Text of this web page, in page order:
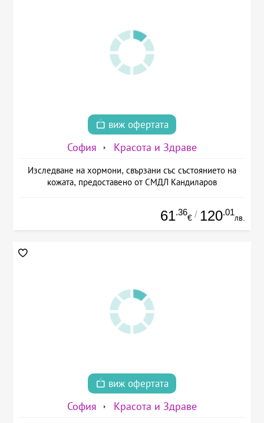
виж офертата
София Красота и Здраве
Изследване на хормони, свързани със състоянието на
кожата, предоставено от СМДЛ Кандиларов
61.36
€ / 120.01
лв.
виж офертата
София Красота и Здраве